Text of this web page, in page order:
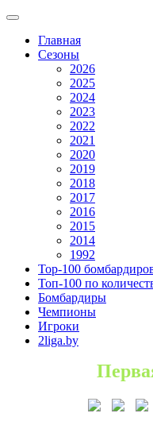
Главная
Сезоны
2026
2025
2024
2023
2022
2021
2020
2019
2018
2017
2016
2015
2014
1992
Top-100
Топ-100 по
Бомбардиры
Чемпионы
Игроки
2liga.by